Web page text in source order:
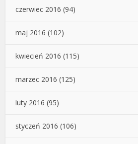
czerwiec 2016 (94)
maj 2016 (102)
kwiecień 2016 (115)
marzec 2016 (125)
luty 2016 (95)
styczeń 2016 (106)